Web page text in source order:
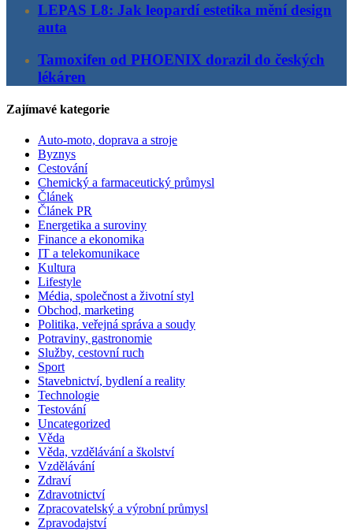
LEPAS L8: Jak leopardí estetika mění design
auta
Tamoxifen od PHOENIX dorazil do českých
lékáren
Zajímavé kategorie
Auto-moto, doprava a stroje
Byznys
Cestování
Chemický a farmaceutický průmysl
Článek
Článek PR
Energetika a suroviny
Finance a ekonomika
IT a telekomunikace
Kultura
Lifestyle
Média, společnost a životní styl
Obchod, marketing
Politika, veřejná správa a soudy
Potraviny, gastronomie
Služby, cestovní ruch
Sport
Stavebnictví, bydlení a reality
Technologie
Testování
Uncategorized
Věda
Věda, vzdělávání a školství
Vzdělávání
Zdraví
Zdravotnictví
Zpracovatelský a výrobní průmysl
Zpravodajství